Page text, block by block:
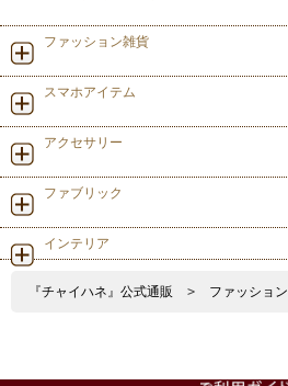
ファッション雑貨
スマホアイテム
アクセサリー
ファブリック
インテリア
『チャイハネ』公式通販 > ファッション